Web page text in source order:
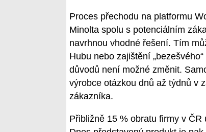
Proces přechodu na platformu
Minolta spolu s potenciálním
navrhnou vhodné řešení. Tím
Hubu nebo zajištění
důvodů není možné změnit.
výrobce otázkou dnů až týdnů v
zákazníka.
Přibližně 15 % obratu firmy v